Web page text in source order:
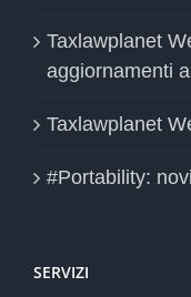
Taxlawplanet
aggiornamenti
Taxlawplanet
#Portability:
SERVIZI